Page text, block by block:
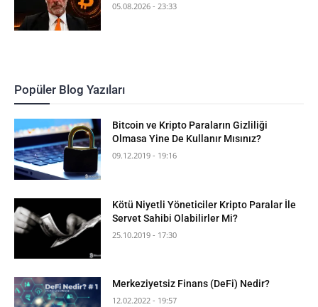
05.08.2026 - 23:33
Popüler Blog Yazıları
Bitcoin ve Kripto Paraların Gizliliği
Olmasa Yine De Kullanır Mısınız?
09.12.2019 - 19:16
Kötü Niyetli Yöneticiler Kripto Paralar İle
Servet Sahibi Olabilirler Mi?
25.10.2019 - 17:30
Merkeziyetsiz Finans (DeFi) Nedir?
12.02.2022 - 19:57